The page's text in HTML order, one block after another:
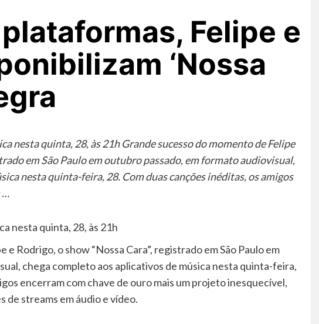
Felipe e
‘Nossa
nesta quinta, 28, às 21h Grande sucesso do momento de Felipe
em São Paulo em outubro passado, em formato audiovisual,
nesta quinta-feira, 28. Com duas canções inéditas, os amigos
…
nesta quinta, 28, às 21h
Rodrigo, o show “Nossa Cara”, registrado em São Paulo em
chega completo aos aplicativos de música nesta quinta-feira,
encerram com chave de ouro mais um projeto inesquecível,
de streams em áudio e vídeo.